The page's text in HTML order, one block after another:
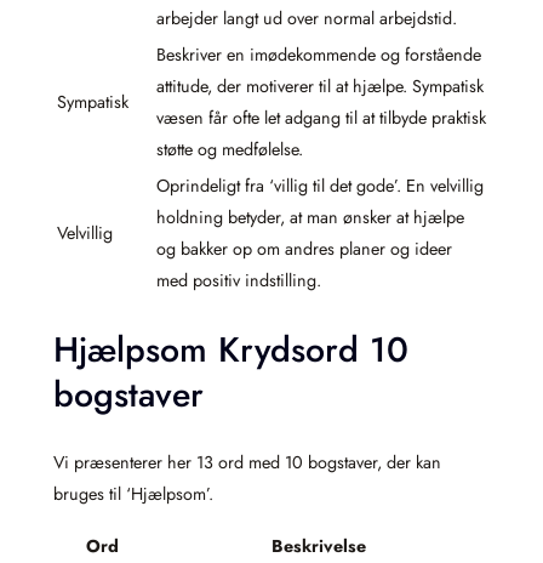
arbejder langt ud over normal arbejdstid.
Sympatisk
Beskriver en imødekommende og forstående
attitude, der motiverer til at hjælpe. Sympatisk
væsen får ofte let adgang til at tilbyde praktisk
støtte og medfølelse.
Velvillig
Oprindeligt fra ‘villig til det gode’. En velvillig
holdning betyder, at man ønsker at hjælpe
og bakker op om andres planer og ideer
med positiv indstilling.
Hjælpsom Krydsord 10
bogstaver
Vi præsenterer her 13 ord med 10 bogstaver, der kan
bruges til ‘Hjælpsom’.
Ord Beskrivelse